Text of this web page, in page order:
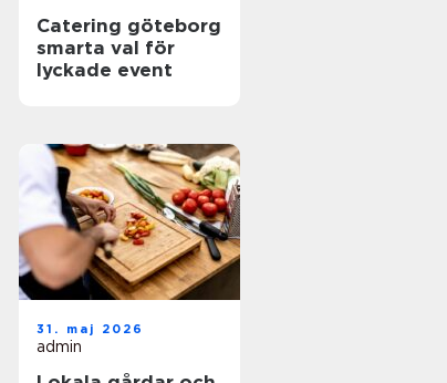
Catering göteborg
smarta val för
lyckade event
31. maj 2026
admin